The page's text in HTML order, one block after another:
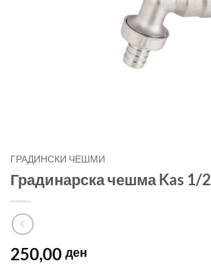
ГРАДИНСКИ ЧЕШМИ
Градинарска чешма Kas 1/2
250,00 ден